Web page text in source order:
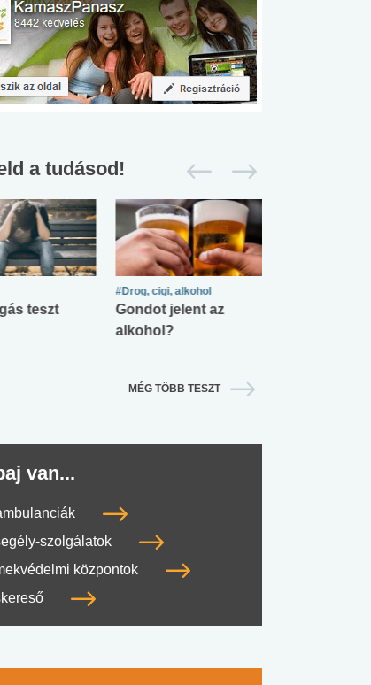
a tudásod!
teszt
#Drog, cigi, alkohol
Gondot jelent az
alkohol?
MÉG TÖBB TESZT
van...
szolgálatok
központok